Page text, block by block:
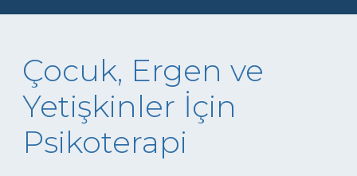
Çocuk, Ergen ve
Yetişkinler İçin
Psikoterapi